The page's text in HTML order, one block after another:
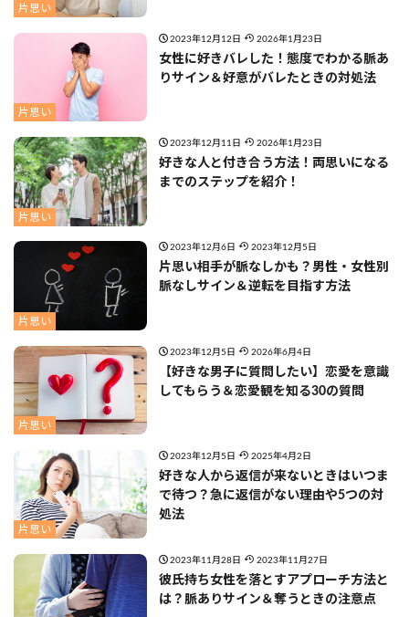
片思い
片思い
2023年12月12日 2026年1月23日
女性に好きバレした！態度でわかる脈あ
りサイン＆好意がバレたときの対処法
片思い
2023年12月11日 2026年1月23日
好きな人と付き合う方法！両思いになる
までのステップを紹介！
片思い
2023年12月6日 2023年12月5日
片思い相手が脈なしかも？男性・女性別
脈なしサイン＆逆転を目指す方法
片思い
2023年12月5日 2026年6月4日
【好きな男子に質問したい】恋愛を意識
してもらう＆恋愛観を知る30の質問
片思い
2023年12月5日 2025年4月2日
好きな人から返信が来ないときはいつま
で待つ？急に返信がない理由や5つの対
処法
2023年11月28日 2023年11月27日
彼氏持ち女性を落とすアプローチ方法と
は？脈ありサイン＆奪うときの注意点